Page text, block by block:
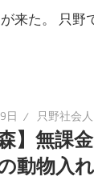
来た。 只野
日 只野社会人
】無課
動物入